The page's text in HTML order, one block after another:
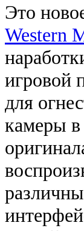
Это
Western
игровой
для
камеры в